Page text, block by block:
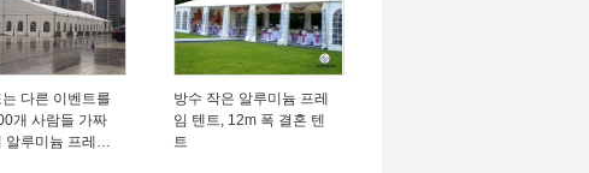
다른 이벤트를
개 사람들 가짜
알루미늄 프레임
방수 작은 알루미늄 프레
임 텐트, 12m 폭 결혼 텐
트